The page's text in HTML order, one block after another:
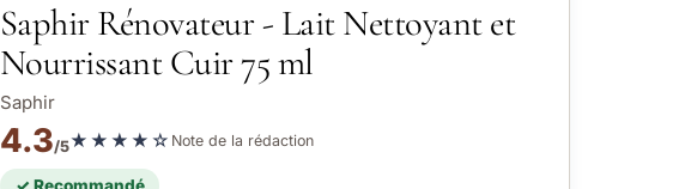
Saphir Rénovateur - Lait Nettoyant et
Nourrissant Cuir 75 ml
Saphir
4.3/5★★★★☆ Note de la rédaction